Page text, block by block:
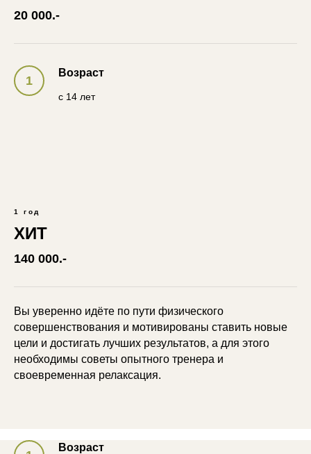
20 000.-
Возраст
с 14 лет
1 год
ХИТ
140 000.-
Вы уверенно идёте по пути физического
совершенствования и мотивированы ставить новые
цели и достигать лучших результатов, а для этого
необходимы советы опытного тренера и
своевременная релаксация.
Возраст